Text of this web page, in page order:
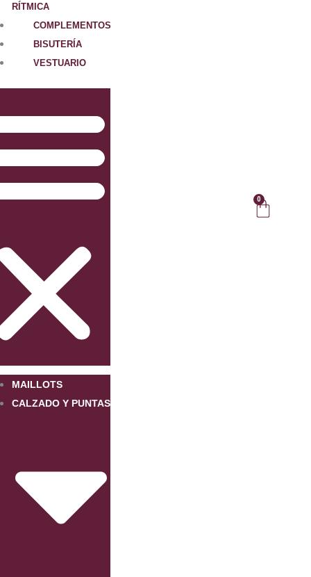
RÍTMICA
COMPLEMENTOS
BISUTERÍA
VESTUARIO
MAILLOTS
CALZADO Y PUNTAS
0